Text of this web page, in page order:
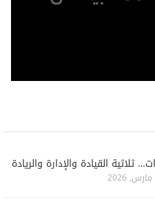
ثلاثية القيادة والإدارة والريادة